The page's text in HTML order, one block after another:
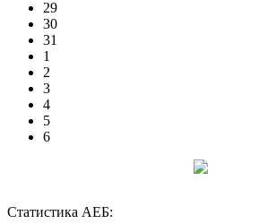
29
30
31
1
2
3
4
5
6
Статистика АЕБ: